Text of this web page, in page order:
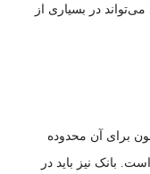
در بسیاری از
برای آن محدوده
بانک نیز باید در